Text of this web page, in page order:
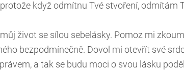
když odmítnu Tvé stvoření, odmítám
život se sílou sebelásky. Pomoz mi
bezpodmínečně. Dovol mi otevřít své
a tak se budu moci o svou lásku